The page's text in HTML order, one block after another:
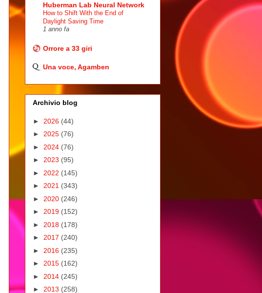
Huberman Lab Neural Network
How to Shift With the End of
Daylight Saving Time
1 anno fa
Orrore a 33 giri
Una voce, Agamben
Archivio blog
► 2026 (44)
► 2025 (76)
► 2024 (76)
► 2023 (95)
► 2022 (145)
► 2021 (343)
► 2020 (246)
► 2019 (152)
► 2018 (178)
► 2017 (240)
► 2016 (235)
► 2015 (162)
► 2014 (245)
► 2013 (258)